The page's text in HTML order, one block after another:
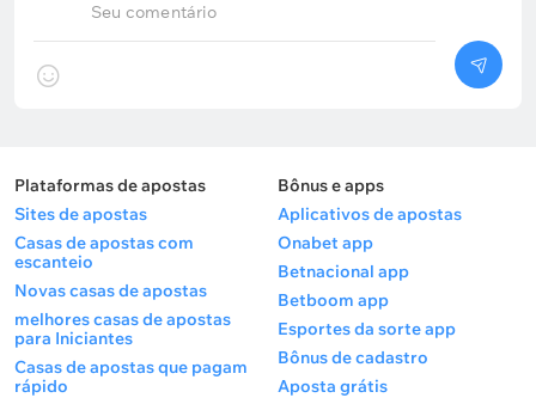
Seu comentário
Plataformas de apostas
Sites de apostas
Casas de apostas com
escanteio
Novas casas de apostas
melhores casas de apostas
para Iniciantes
Casas de apostas que pagam
rápido
Bônus e apps
Aplicativos de apostas
Onabet app
Betnacional app
Betboom app
Esportes da sorte app
Bônus de cadastro
Aposta grátis